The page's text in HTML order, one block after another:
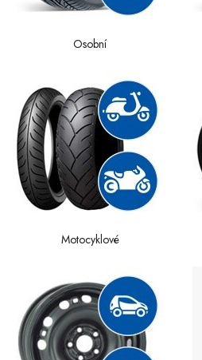
Osobní
Motocyklové